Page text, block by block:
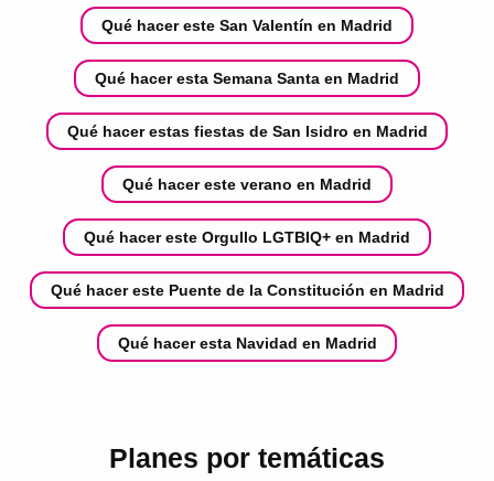
Qué hacer este San Valentín en Madrid
Qué hacer esta Semana Santa en Madrid
Qué hacer estas fiestas de San Isidro en Madrid
Qué hacer este verano en Madrid
Qué hacer este Orgullo LGTBIQ+ en Madrid
Qué hacer este Puente de la Constitución en Madrid
Qué hacer esta Navidad en Madrid
Planes por temáticas